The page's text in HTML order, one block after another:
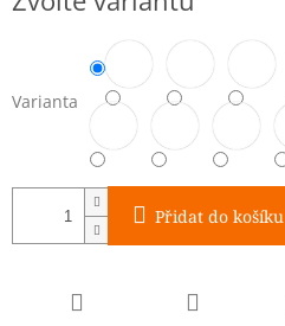
cena:
Varianta
Přidat do košíku